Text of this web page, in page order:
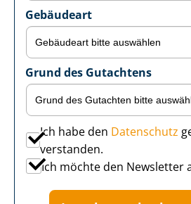
Gebäudeart
Grund des Gutachtens
Ich habe den Datenschutz
verstanden.
Ich möchte den Newsletter